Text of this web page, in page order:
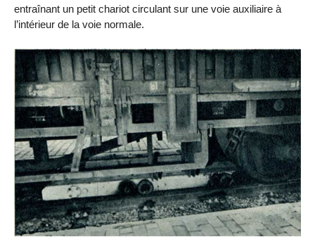
entraînant un petit chariot circulant sur une voie auxiliaire à
l’intérieur de la voie normale.